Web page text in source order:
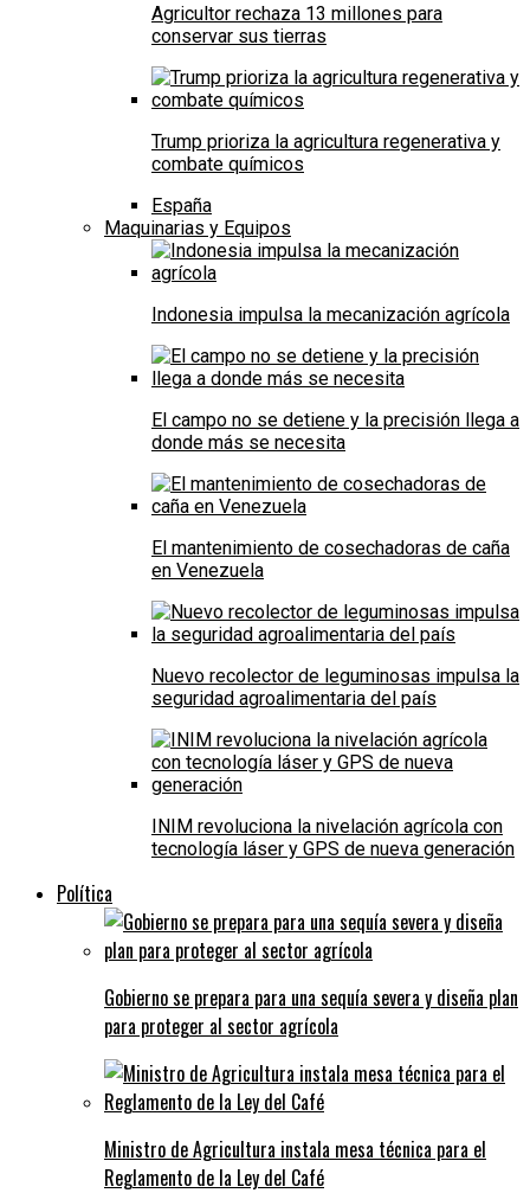
Agricultor rechaza 13 millones para
conservar sus tierras
Trump prioriza la agricultura regenerativa y
combate químicos
España
Maquinarias y Equipos
Indonesia impulsa la mecanización agrícola
El campo no se detiene y la precisión llega a
donde más se necesita
El mantenimiento de cosechadoras de caña
en Venezuela
Nuevo recolector de leguminosas impulsa la
seguridad agroalimentaria del país
INIM revoluciona la nivelación agrícola con
tecnología láser y GPS de nueva generación
Política
Gobierno se prepara para una sequía severa y diseña plan
para proteger al sector agrícola
Ministro de Agricultura instala mesa técnica para el
Reglamento de la Ley del Café